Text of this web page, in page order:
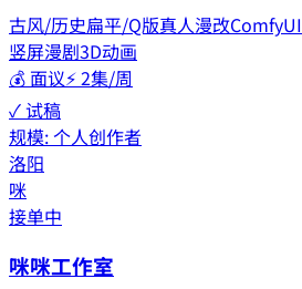
古风/历史扁平/Q版真人漫改ComfyUI
竖屏漫剧3D动画
💰 面议⚡2集/周
✓ 试稿
规模:个人创作者
洛阳
咪
接单中
咪咪工作室